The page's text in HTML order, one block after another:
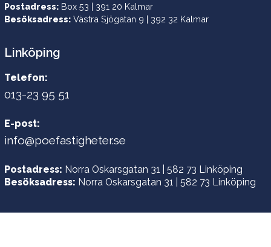
Postadress: Box 53 | 391 20 Kalmar
Besöksadress: Västra Sjögatan 9 | 392 32 Kalmar
Linköping
Telefon:
013-23 95 51
E-post:
info@poefastigheter.se
Postadress: Norra Oskarsgatan 31 | 582 73 Linköping
Besöksadress: Norra Oskarsgatan 31 | 582 73 Linköping